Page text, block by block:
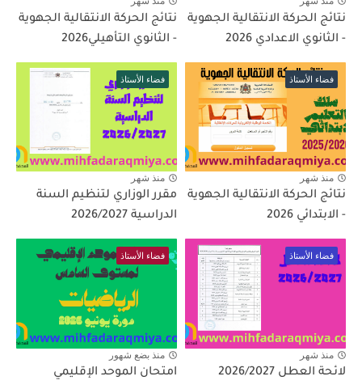
نتائج الحركة الانتقالية الجهوية
- الثانوي الاعدادي 2026
نتائج الحركة الانتقالية الجهوية
- الثانوي التأهيلي2026
فضاء الأستاذ
منذ شهر
نتائج الحركة الانتقالية الجهوية
- الابتدائي 2026
فضاء الأستاذ
منذ شهر
مقرر الوزاري لتنظيم السنة
الدراسية 2026/2027
فضاء الأستاذ
منذ شهر
لائحة العطل 2026/2027
فضاء الأستاذ
منذ بضع شهور
امتحان الموحد الإقليمي